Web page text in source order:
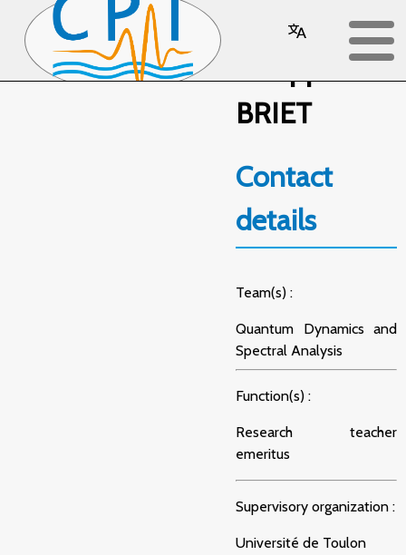
BRIET
Contact
details
Team(s) :
Quantum Dynamics and
Spectral Analysis
Function(s) :
Research teacher
emeritus
Supervisory organization :
Université de Toulon